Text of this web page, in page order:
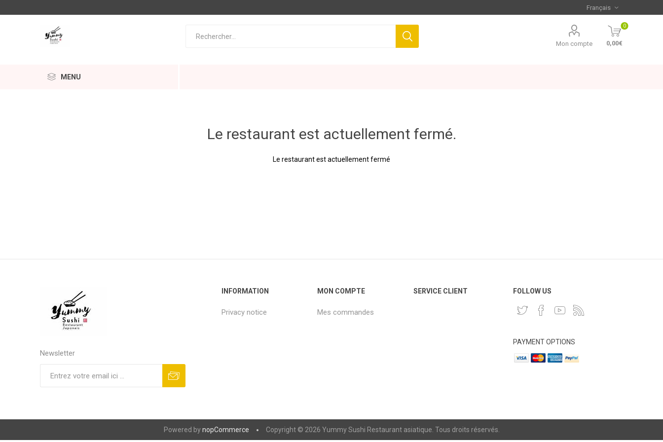
Mon compte
0
0,00€
MENU
Le restaurant est actuellement fermé.
Le restaurant est actuellement fermé
Newsletter
INFORMATION
Privacy notice
MON COMPTE
Mes commandes
SERVICE CLIENT FOLLOW US
PAYMENT OPTIONS
Powered bynopCommerce Copyright © 2026 Yummy Sushi Restaurant asiatique. Tous droits réservés.